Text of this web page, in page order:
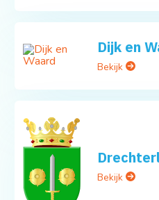
Dijk en
Bekijk
Bekijk